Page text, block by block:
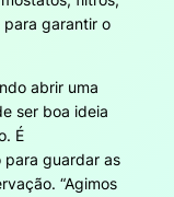
para garantir o
abrir uma
ser boa ideia
É
para guardar as
“Agimos